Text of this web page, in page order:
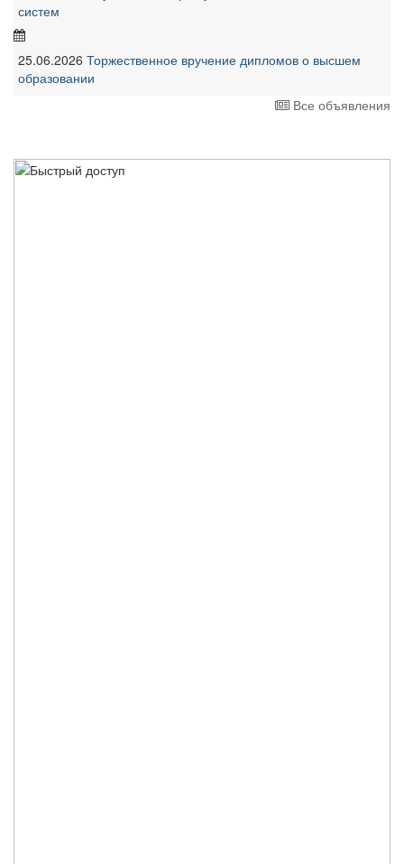
систем
25.06.2026 Торжественное вручение дипломов о высшем
образовании
Все объявления